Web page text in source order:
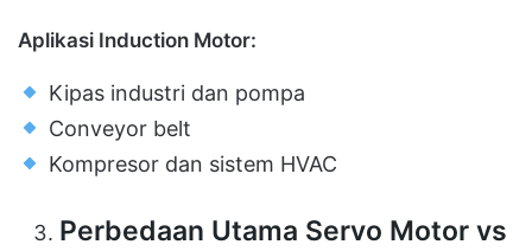
Aplikasi Induction Motor:
Kipas industri dan pompa
Conveyor belt
Kompresor dan sistem HVAC
Perbedaan Utama Servo Motor vs